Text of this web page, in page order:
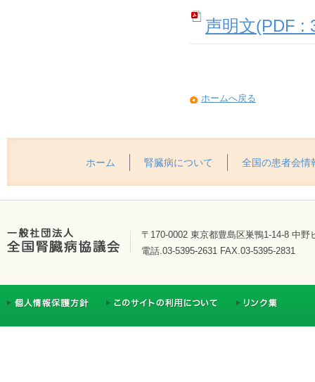
声明文(PDF :
ホームへ戻る
ホーム 腎臓病について 全国の患者会情
〒170-0002 東京都豊島区巣鴨1-14-8 中野
電話.03-5395-2631 FAX.03-5395-2831